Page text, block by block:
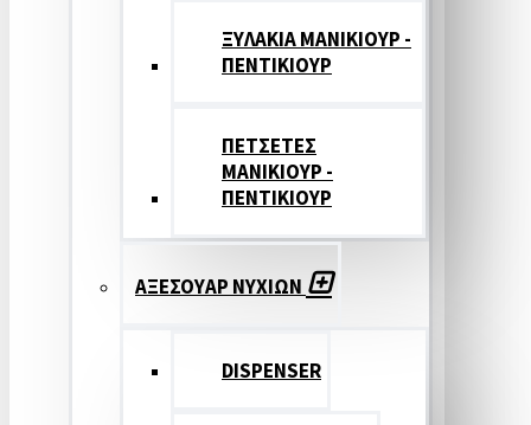
ΞΥΛΑΚΙΑ ΜΑΝΙΚΙΟΥΡ -
ΠΕΝΤΙΚΙΟΥΡ
ΠΕΤΣΕΤΕΣ
ΜΑΝΙΚΙΟΥΡ -
ΠΕΝΤΙΚΙΟΥΡ
ΑΞΕΣΟΥΑΡ ΝΥΧΙΩΝ
DISPENSER